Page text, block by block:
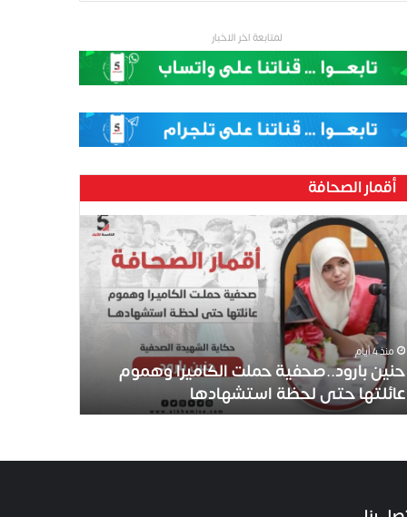
لمتابعة اخر الاخبار
أقمار الصحافة
منذ 4 أيام
حنين بارود..صحفية حملت الكاميرا وهموم
عائلتها حتى لحظة استشهادها